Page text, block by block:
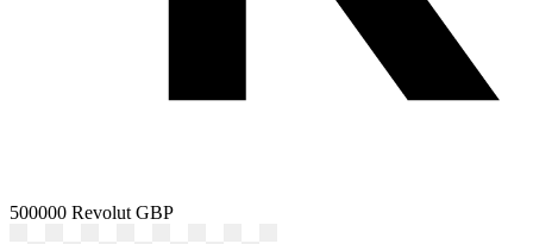
500000 Revolut GBP